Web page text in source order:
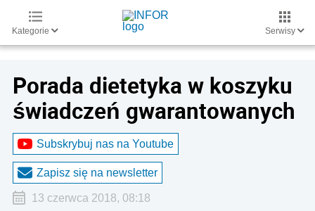
Kategorie Serwisy
Porada dietetyka w koszyku
świadczeń gwarantowanych
Subskrybuj nas na Youtube
Zapisz się na newsletter
13 czerwca 2018, 08:18